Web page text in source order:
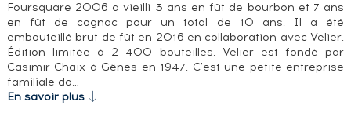
Foursquare 2006 a vieilli 3 ans en fût de bourbon et 7 ans
en fût de cognac pour un total de 10 ans. Il a été
embouteillé brut de fût en 2016 en collaboration avec Velier.
Édition limitée à 2 400 bouteilles. Velier est fondé par
Casimir Chaix à Gênes en 1947. C'est une petite entreprise
familiale do…
En savoir plus